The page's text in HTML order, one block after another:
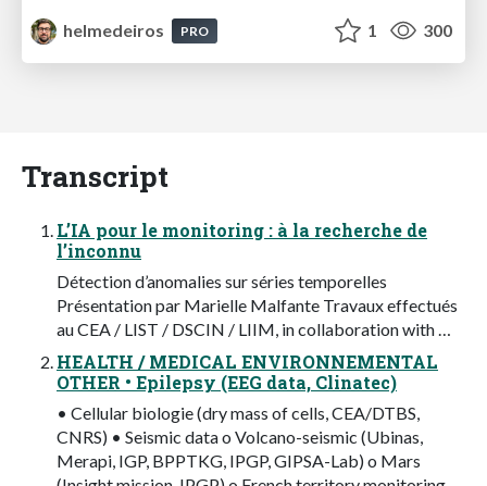
helmedeiros
PRO 1 300
Transcript
L’IA pour le monitoring : à la recherche de
l’inconnu
Détection d’anomalies sur séries temporelles
Présentation par Marielle Malfante Travaux effectués
au CEA / LIST / DSCIN / LIIM, in collaboration with …
HEALTH / MEDICAL ENVIRONNEMENTAL
OTHER • Epilepsy (EEG data, Clinatec)
• Cellular biologie (dry mass of cells, CEA/DTBS,
CNRS) • Seismic data o Volcano-seismic (Ubinas,
Merapi, IGP, BPPTKG, IPGP, GIPSA-Lab) o Mars